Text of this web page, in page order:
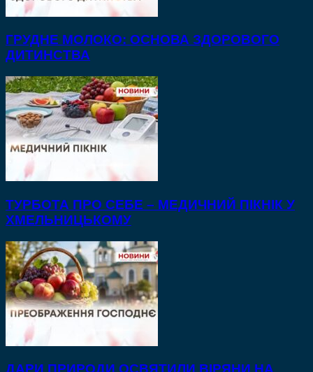
ГРУДНЕ МОЛОКО: ОСНОВА ЗДОРОВОГО
ДИТИНСТВА
ТУРБОТА ПРО СЕБЕ – МЕДИЧНИЙ ПІКНІК У
ХМЕЛЬНИЦЬКОМУ